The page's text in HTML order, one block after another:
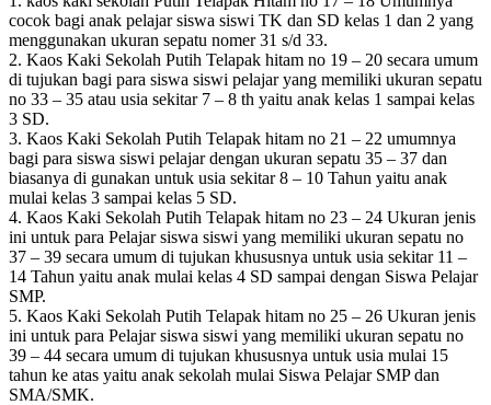
cocok bagi anak pelajar siswa siswi TK dan SD kelas 1 dan 2 yang
menggunakan ukuran sepatu nomer 31 s/d 33.
2. Kaos Kaki Sekolah Putih Telapak hitam no 19 – 20 secara umum
di tujukan bagi para siswa siswi pelajar yang memiliki ukuran sepatu
no 33 – 35 atau usia sekitar 7 – 8 th yaitu anak kelas 1 sampai kelas
3 SD.
3. Kaos Kaki Sekolah Putih Telapak hitam no 21 – 22 umumnya
bagi para siswa siswi pelajar dengan ukuran sepatu 35 – 37 dan
biasanya di gunakan untuk usia sekitar 8 – 10 Tahun yaitu anak
mulai kelas 3 sampai kelas 5 SD.
4. Kaos Kaki Sekolah Putih Telapak hitam no 23 – 24 Ukuran jenis
ini untuk para Pelajar siswa siswi yang memiliki ukuran sepatu no
37 – 39 secara umum di tujukan khususnya untuk usia sekitar 11 –
14 Tahun yaitu anak mulai kelas 4 SD sampai dengan Siswa Pelajar
SMP.
5. Kaos Kaki Sekolah Putih Telapak hitam no 25 – 26 Ukuran jenis
ini untuk para Pelajar siswa siswi yang memiliki ukuran sepatu no
39 – 44 secara umum di tujukan khususnya untuk usia mulai 15
tahun ke atas yaitu anak sekolah mulai Siswa Pelajar SMP dan
SMA/SMK.